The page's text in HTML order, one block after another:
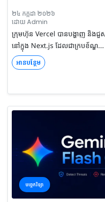
២៤ កក្កដា ២០២៦
ដោយ Admin
ក្រុមហ៊ុន Vercel បានបង្ហាញ និង
នៅក្នុង Next.js ដែលជាក្របខ័ណ្ឌ...
អានបន្ថែម
បច្ចេកវិទ្យា